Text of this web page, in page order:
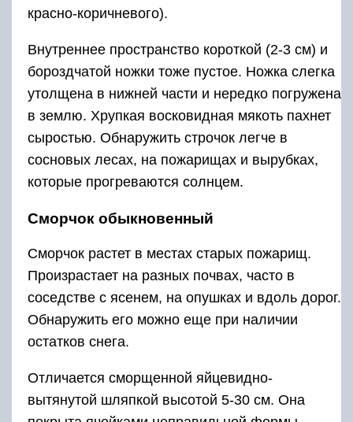
красно-коричневого).
Внутреннее пространство короткой (2-3 см) и
бороздчатой ножки тоже пустое. Ножка слегка
утолщена в нижней части и нередко погружена
в землю. Хрупкая восковидная мякоть пахнет
сыростью. Обнаружить строчок легче в
сосновых лесах, на пожарищах и вырубках,
которые прогреваются солнцем.
Сморчок обыкновенный
Сморчок растет в местах старых пожарищ.
Произрастает на разных почвах, часто в
соседстве с ясенем, на опушках и вдоль дорог.
Обнаружить его можно еще при наличии
остатков снега.
Отличается сморщенной яйцевидно-
вытянутой шляпкой высотой 5-30 см. Она